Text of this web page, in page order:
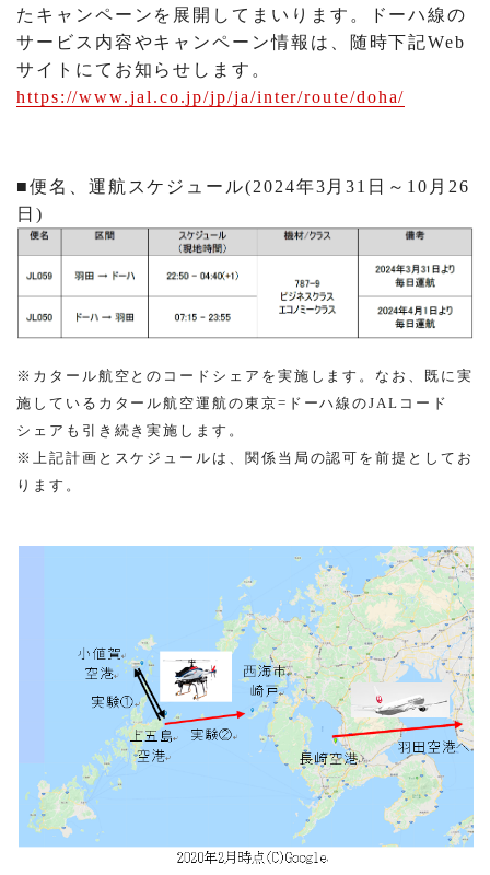
たキャンペーンを展開してまいります。ドーハ線の
サービス内容やキャンペーン情報は、随時下記Web
サイトにてお知らせします。
https://www.jal.co.jp/jp/ja/inter/route/doha/
■便名、運航スケジュール(2024年3月31日～10月26
日)
※カタール航空とのコードシェアを実施します。なお、既に実
施しているカタール航空運航の東京=ドーハ線のJALコード
シェアも引き続き実施します。
※上記計画とスケジュールは、関係当局の認可を前提としてお
ります。